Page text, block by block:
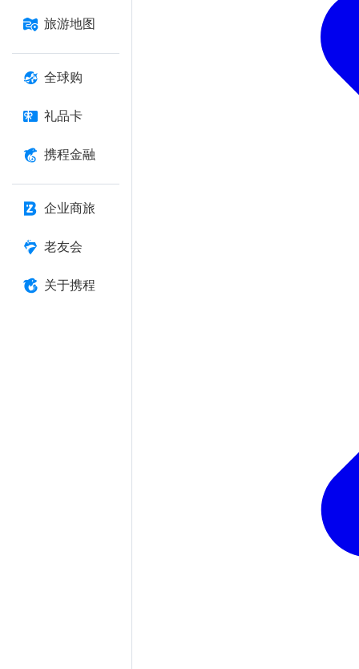
旅游地图
全球购
礼品卡
携程金融
企业商旅
老友会
关于携程